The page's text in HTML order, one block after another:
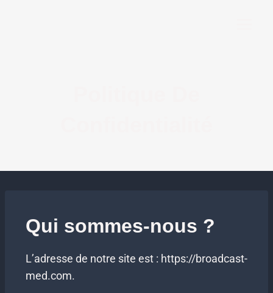
Qui sommes-nous ?
L’adresse de notre site est : https://broadcast-
med.com.